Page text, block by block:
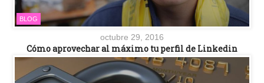
BLOG
octubre 29, 2016
Cómo aprovechar al máximo tu perfil de Linkedin